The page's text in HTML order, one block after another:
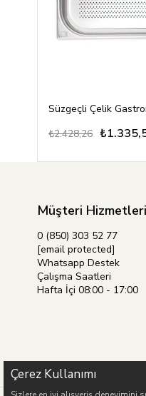
Süzgeçli Çelik
₺2.428,26
Müşteri Hizmetleri
0 (850) 303 52 77
[email protected]
Whatsapp Destek
Çalışma Saatleri
Hafta İçi 08:00 - 17:00
Çerez Kullanımı